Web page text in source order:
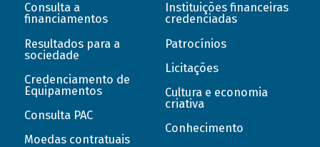
Consulta a
financiamentos
Resultados para a
sociedade
Credenciamento de
Equipamentos
Consulta PAC
Moedas contratuais
Instituições financeiras
credenciadas
Patrocínios
Licitações
Cultura e economia
criativa
Conhecimento